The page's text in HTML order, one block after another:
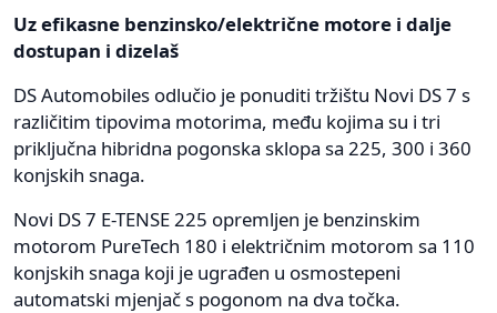
Uz efikasne benzinsko/električne motore i dalje
dostupan i dizelaš
DS Automobiles odlučio je ponuditi tržištu Novi DS 7 s
različitim tipovima motorima, među kojima su i tri
priključna hibridna pogonska sklopa sa 225, 300 i 360
konjskih snaga.
Novi DS 7 E-TENSE 225 opremljen je benzinskim
motorom PureTech 180 i električnim motorom sa 110
konjskih snaga koji je ugrađen u osmostepeni
automatski mjenjač s pogonom na dva točka.